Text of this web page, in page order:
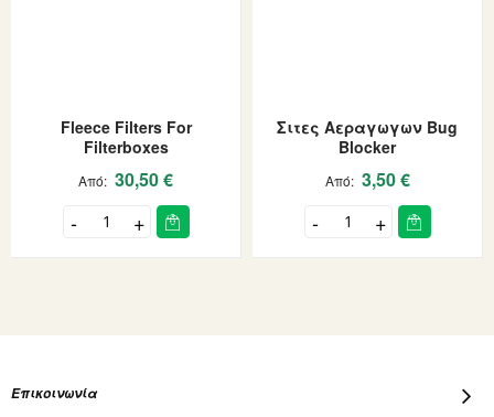
Fleece Filters For
Filterboxes
Από 30,50 €
Σιτες Αεραγωγων Bug
Blocker
Από 3,50 €
Επικοινωνία